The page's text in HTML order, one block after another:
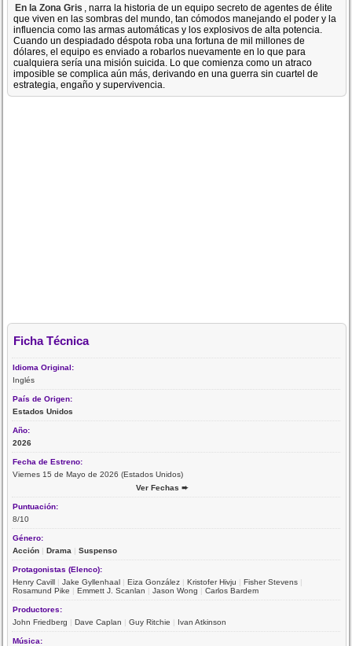
En la Zona Gris , narra la historia de un equipo secreto de agentes de élite
que viven en las sombras del mundo, tan cómodos manejando el poder y la
influencia como las armas automáticas y los explosivos de alta potencia.
Cuando un despiadado déspota roba una fortuna de mil millones de
dólares, el equipo es enviado a robarlos nuevamente en lo que para
cualquiera sería una misión suicida. Lo que comienza como un atraco
imposible se complica aún más, derivando en una guerra sin cuartel de
estrategia, engaño y supervivencia.
Ficha Técnica
Idioma Original:
Inglés
País de Origen:
Estados Unidos
Año:
2026
Fecha de Estreno:
Viernes 15 de Mayo de 2026 (Estados Unidos)
Ver Fechas ➨
Puntuación:
8/10
Género:
Acción |Drama |Suspenso
Protagonistas (Elenco):
Henry Cavill |Jake Gyllenhaal |Eiza González |Kristofer Hivju |Fisher Stevens |
Rosamund Pike |Emmett J. Scanlan |Jason Wong |Carlos Bardem
Productores:
John Friedberg |Dave Caplan |Guy Ritchie | Ivan Atkinson
Música: